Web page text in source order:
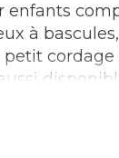
enfants
à
cordage
et son